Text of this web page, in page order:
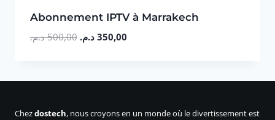
Abonnement IPTV à Marrakech
500,00 د.م.
Le
était :
350,00 د.م.
Le
est :
Chezdostech, nous croyons en un monde où le divertissement est